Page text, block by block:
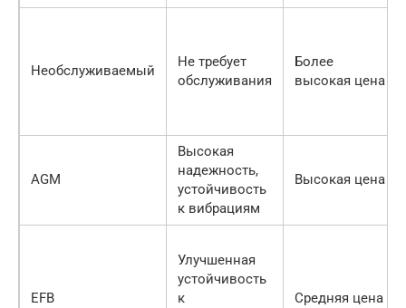
Необслуживаемый
Не требует
обслуживания
Более
высокая цена
AGM
Высокая
надежность,
устойчивость
к вибрациям
Высокая цена
EFB
Улучшенная
устойчивость
к
Средняя цена